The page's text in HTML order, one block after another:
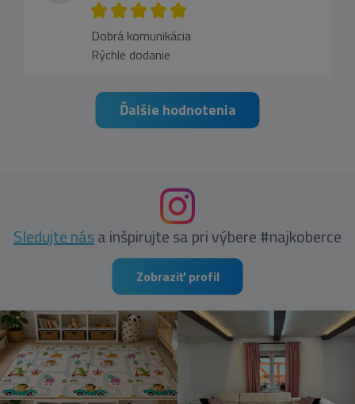
Dobrá komunikácia
Rýchle dodanie
Ďalšie hodnotenia
Sledujte nása inšpirujte sa pri výbere #najkoberce
Zobraziť profil